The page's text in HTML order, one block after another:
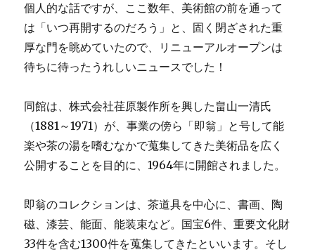
個人的な話ですが、ここ数年、美術館の前を通って
は「いつ再開するのだろう」と、固く閉ざされた重
厚な門を眺めていたので、リニューアルオープンは
待ちに待ったうれしいニュースでした！
同館は、株式会社荏原製作所を興した畠山一清氏
（1881～1971）が、事業の傍ら「即翁」と号して能
楽や茶の湯を嗜むなかで蒐集してきた美術品を広く
公開することを目的に、1964年に開館されました。
即翁のコレクションは、茶道具を中心に、書画、陶
磁、漆芸、能面、能装束など。国宝6件、重要文化財
33件を含む1300件を蒐集してきたといいます。そし